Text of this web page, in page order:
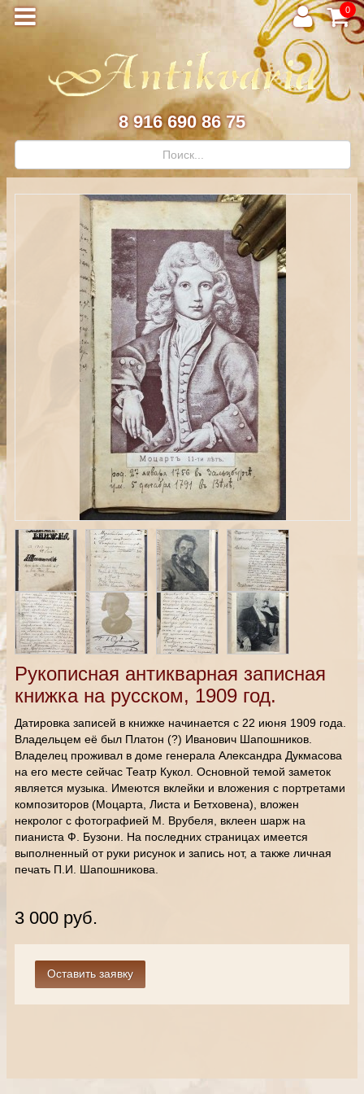
0
8 916 690 86 75
Рукописная антикварная записная
книжка на русском, 1909 год.
Датировка записей в книжке начинается с 22 июня 1909 года.
Владельцем её был Платон (?) Иванович Шапошников.
Владелец проживал в доме генерала Александра Дукмасова
на его месте сейчас Театр Кукол. Основной темой заметок
является музыка. Имеются вклейки и вложения с портретами
композиторов (Моцарта, Листа и Бетховена), вложен
некролог с фотографией М. Врубеля, вклеен шарж на
пианиста Ф. Бузони. На последних страницах имеется
выполненный от руки рисунок и запись нот, а также личная
печать П.И. Шапошникова.
3 000 руб.